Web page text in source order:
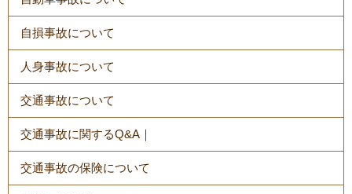
自損事故について
人身事故について
交通事故について
交通事故に関するQ&A｜
交通事故の保険について